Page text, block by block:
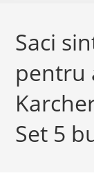
Saci
pentru
Set 5